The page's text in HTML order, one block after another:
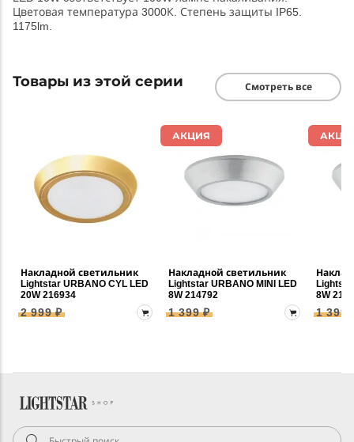
Цветовая температура 3000К. Степень защиты IP65.
1175lm.
Товары из этой серии Смотреть все
Накладной светильник
Lightstar URBANO CYL LED
20W 216934
2 999 ₽
АКЦИЯ
Накладной светильник
Lightstar URBANO MINI LED
8W 214792
1 399 ₽
8W
1 399